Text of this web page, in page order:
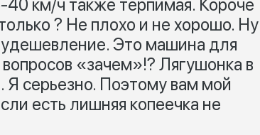
км/ч также терпимая. Короче
? Не плохо и не хорошо. Ну
удешевление. Это машина для
«зачем»!? Лягушонка в
Я серьезно. Поэтому вам мой
есть лишняя копеечка не